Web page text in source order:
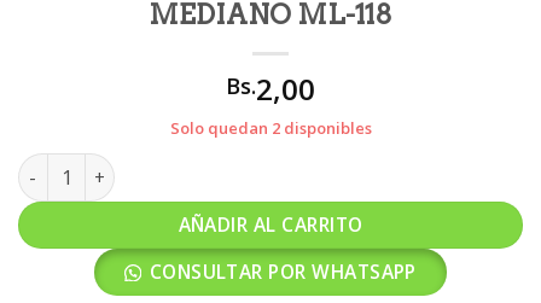
MEDIANO ML-118
Bs.2,00
Solo quedan 2 disponibles
YUREX TORNASOL FIVE STICK MEDIANO ML-118 cantidad
AÑADIR AL CARRITO
CONSULTAR POR WHATSAPP